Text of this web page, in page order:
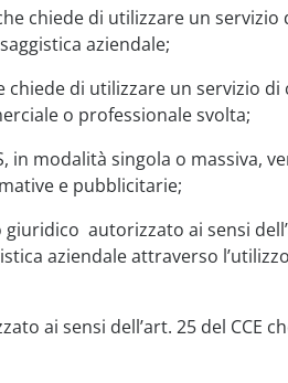
chiede di utilizzare un
aziendale;
di utilizzare un servizio
o professionale svolta;
in modalità singola o massiva,
e pubblicitarie;
autorizzato ai sensi
aziendale attraverso
ai sensi dell’art. 25 del CCE